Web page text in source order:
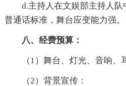
d.主持人在文娱部主持人
普通话标准，舞台应变能力强。
八、经费预算：
（1）舞台、灯光、音响、
（2）背景宣传：